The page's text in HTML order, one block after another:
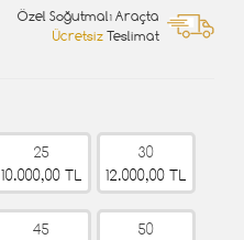
Özel Soğutmalı Araçta
Ücretsiz Teslimat
25
10.000,00 TL
30
12.000,00 TL
45
50